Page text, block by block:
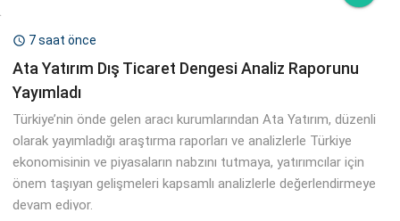
 7 saat önce
Ata Yatırım Dış Ticaret Dengesi Analiz Raporunu
Yayımladı
Türkiye’nin önde gelen aracı kurumlarından Ata Yatırım, düzenli
olarak yayımladığı araştırma raporları ve analizlerle Türkiye
ekonomisinin ve piyasaların nabzını tutmaya, yatırımcılar için
önem taşıyan gelişmeleri kapsamlı analizlerle değerlendirmeye
devam ediyor.